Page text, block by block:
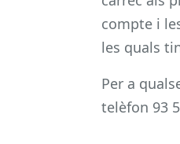
compte i
les quals
Per a
telèfon 93